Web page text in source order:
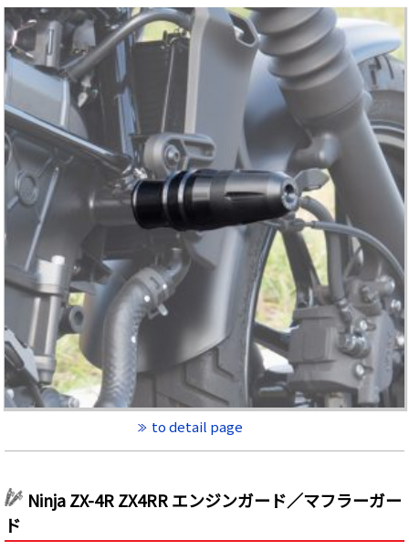
to detail page
Ninja ZX-4R ZX4RR エンジンガード／マフラーガー
ド